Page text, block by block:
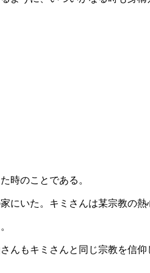
時のことである。
にいた。キミさんは某宗教の
んもキミさんと同じ宗教を信